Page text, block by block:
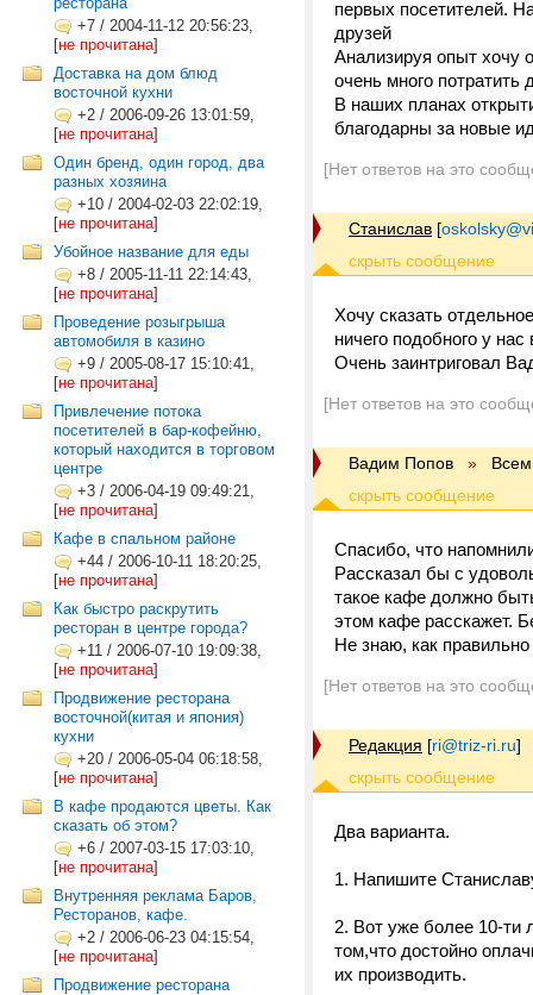
+7 / 2004-11-12 20:56:23,
[не прочитана]
Доставка на дом блюд
восточной кухни
+2 / 2006-09-26 13:01:59,
[не прочитана]
Один бренд, один город, два
разных хозяина
+10 / 2004-02-03 22:02:19,
[не прочитана]
Убойное название для еды
+8 / 2005-11-11 22:14:43,
[не прочитана]
Проведение розыгрыша
автомобиля в казино
+9 / 2005-08-17 15:10:41,
[не прочитана]
Привлечение потока
посетителей в бар-кофейню,
который находится в торговом
центре
+3 / 2006-04-19 09:49:21,
[не прочитана]
Кафе в спальном районе
+44 / 2006-10-11 18:20:25,
[не прочитана]
Как быстро раскрутить
ресторан в центре города?
+11 / 2006-07-10 19:09:38,
[не прочитана]
Продвижение ресторана
восточной(китая и япония)
кухни
+20 / 2006-05-04 06:18:58,
[не прочитана]
В кафе продаются цветы. Как
сказать об этом?
+6 / 2007-03-15 17:03:10,
[не прочитана]
Внутренняя реклама Баров,
Ресторанов, кафе.
+2 / 2006-06-23 04:15:54,
[не прочитана]
Продвижение ресторана
первых посетителей.
друзей
Анализируя опыт хочу
очень много
В наших планах
благодарны за новые
[Нет ответов на это
Станислав [
Хочу сказать
ничего подобного у
Очень заинтриговал
[Нет ответов на это
Вадим Попов » Всем
Спасибо, что
Рассказал бы с
такое кафе должно
этом кафе расскажет.
Не знаю, как
[Нет ответов на это
Редакция [ri@triz-ri.ru]
Два варианта.
1. Напишите
2. Вот уже более 10-ти
том,что достойно
их производить.